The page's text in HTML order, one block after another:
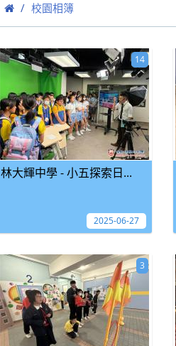
校園相簿
林大輝中學 - 小五探索日...
14
2025-06-27
3